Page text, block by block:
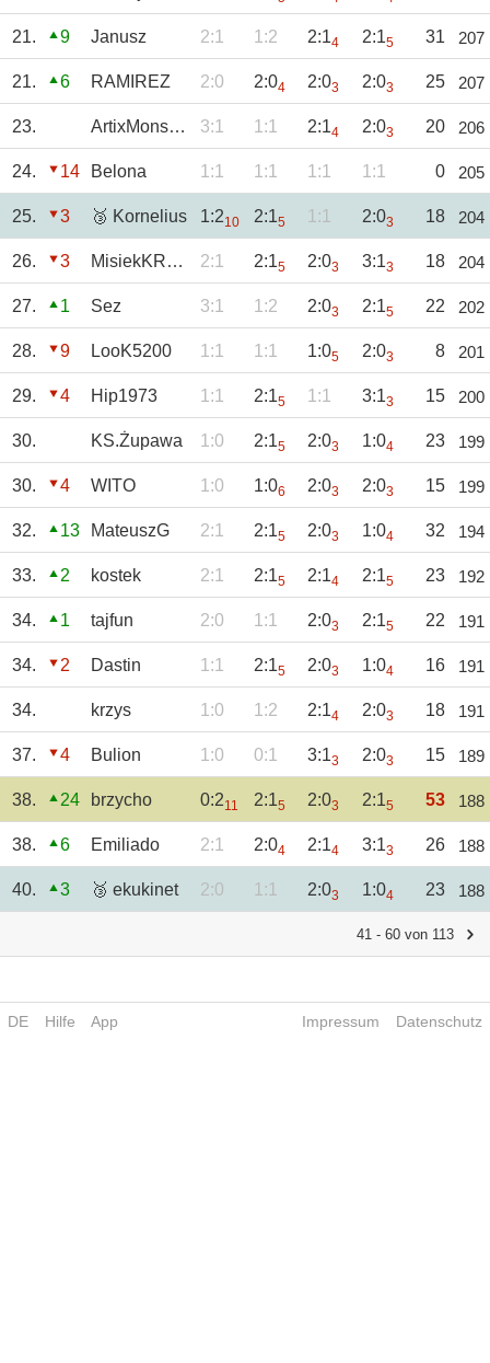
21. 9 Janusz 2:1 1:2 2:14 2:15 31 207
21. 6 RAMIREZ 2:0 2:04 2:03 2:03 25 207
23. ArtixMonster13 3:1 1:1 2:14 2:03 20 206
24. 14 Belona 1:1 1:1 1:1 1:1 0 205
25. 3 🥉 Kornelius 1:210 2:15 1:1 2:03 18 204
26. 3 MisiekKRKNH 2:1 2:15 2:03 3:13 18 204
27. 1 Sez 3:1 1:2 2:03 2:15 22 202
28. 9 LooK5200 1:1 1:1 1:05 2:03 8 201
29. 4 Hip1973 1:1 2:15 1:1 3:13 15 200
30. KS.Żupawa 1:0 2:15 2:03 1:04 23 199
30. 4 WITO 1:0 1:06 2:03 2:03 15 199
32. 13 MateuszG 2:1 2:15 2:03 1:04 32 194
33. 2 kostek 2:1 2:15 2:14 2:15 23 192
34. 1 tajfun 2:0 1:1 2:03 2:15 22 191
34. 2 Dastin 1:1 2:15 2:03 1:04 16 191
34. krzys 1:0 1:2 2:14 2:03 18 191
37. 4 Bulion 1:0 0:1 3:13 2:03 15 189
38. 24 brzycho 0:211 2:15 2:03 2:15 53 188
38. 6 Emiliado 2:1 2:04 2:14 3:13 26 188
40. 3 🥉 ekukinet 2:0 1:1 2:03 1:04 23 188
41 - 60 von 113
DE Hilfe App Impressum Datenschutz